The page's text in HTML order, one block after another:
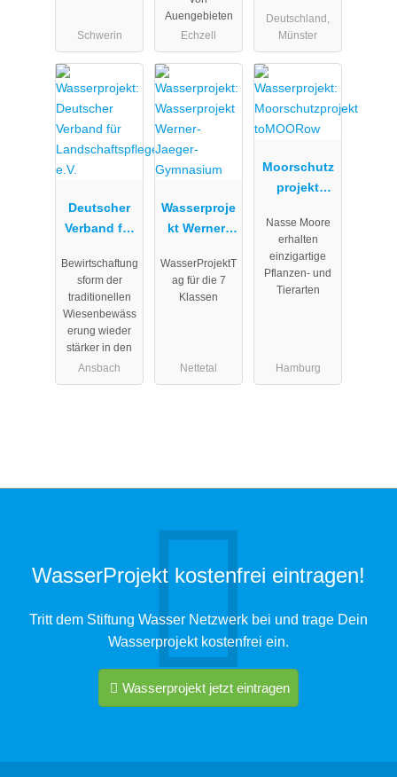
Schwerin
Auengebieten
Echzell
Deutschland,
Münster
Deutscher
Verband für
pflege e.V.
Bewirtschaftung
sform der
traditionellen
Wiesenbewäss
erung wieder
stärker in den
Ansbach
Wasserproje
kt Werner-
Gymnasium
WasserProjektT
ag für die 7
Klassen
Nettetal
Moorschutz
projekt
Nasse Moore
erhalten
einzigartige
Pflanzen- und
Tierarten
Hamburg
WasserProjekt kostenfrei eintragen!
Tritt dem Stiftung Wasser Netzwerk bei und trage Dein
Wasserprojekt kostenfrei ein.
Wasserprojekt jetzt eintragen